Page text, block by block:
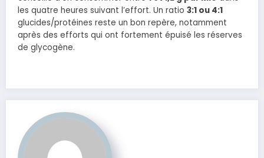
les quatre heures suivant l’effort. Un ratio 3:1 ou 4:1
glucides/protéines reste un bon repère, notamment
après des efforts qui ont fortement épuisé les réserves
de glycogène.